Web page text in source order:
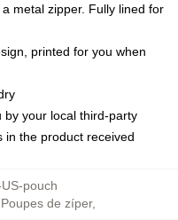
metal zipper. Fully lined for
printed for you when
by your local third-party
in the product received
pouch
de zíper,